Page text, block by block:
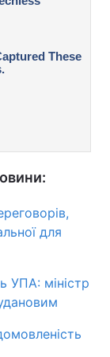
для
УПА: міністр